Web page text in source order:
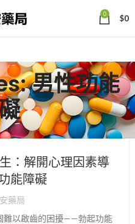
0 $0
男性功能
：解開心理因素導
能障礙
藥局
難以啟齒的困擾——勃起功能